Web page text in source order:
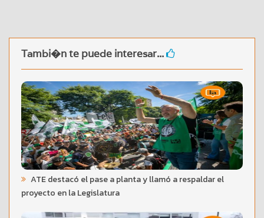
Tambi�n te puede interesar...
ATE destacó el pase a planta y llamó a respaldar el
proyecto en la Legislatura